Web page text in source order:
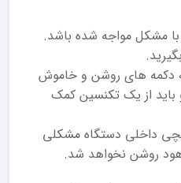
مشکل مواجه شده باشد.
دکمه های روشن و خاموش
باید از یک تکنسین کمک
داخلی دستگاه مشکلی
روشن نخواهد شد.